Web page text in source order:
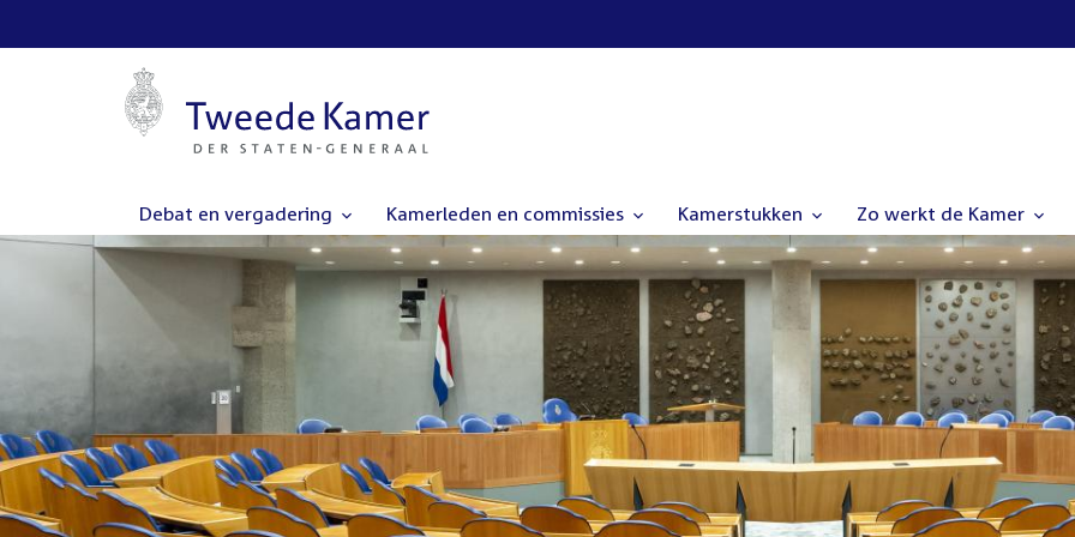
Debat en vergadering Kamerleden en commissies Kamerstukken Zo werkt de Kamer